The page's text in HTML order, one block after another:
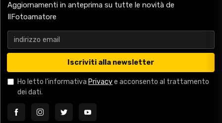
Aggiornamenti in anteprima su tutte le novità de
IlFotoamatore
Iscriviti alla newsletter
Ho letto l'informativa Privacye acconsento al trattamento
dei dati.